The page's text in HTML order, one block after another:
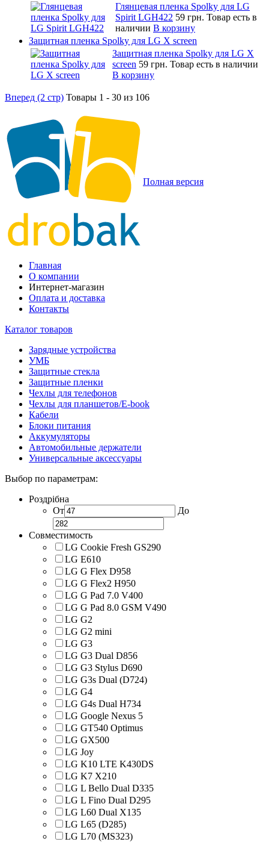
Глянцевая пленка Spolky для LG
Spirit LGH422 59 грн. Товар есть в
наличии В корзину
Защитная пленка Spolky для LG X screen
Защитная пленка Spolky для LG X
screen 59 грн. Товар есть в наличии
В корзину
Вперед (2 стр) Товары 1 - 30 из 106
Полная версия
Главная
О компании
Интернет-магазин
Оплата и доставка
Контакты
Каталог товаров
Зарядные устройства
УМБ
Защитные стекла
Защитные пленки
Чехлы для телефонов
Чехлы для планшетов/E-book
Кабели
Блоки питания
Аккумуляторы
Автомобильные держатели
Универсальные аксессуары
Выбор по параметрам:
Роздрібна
От
До
Совместимость
LG Cookie Fresh GS290
LG E610
LG G Flex D958
LG G Flex2 H950
LG G Pad 7.0 V400
LG G Pad 8.0 GSM V490
LG G2
LG G2 mini
LG G3
LG G3 Dual D856
LG G3 Stylus D690
LG G3s Dual (D724)
LG G4
LG G4s Dual H734
LG Google Nexus 5
LG GT540 Optimus
LG GX500
LG Joy
LG K10 LTE K430DS
LG K7 X210
LG L Bello Dual D335
LG L Fino Dual D295
LG L60 Dual X135
LG L65 (D285)
LG L70 (MS323)